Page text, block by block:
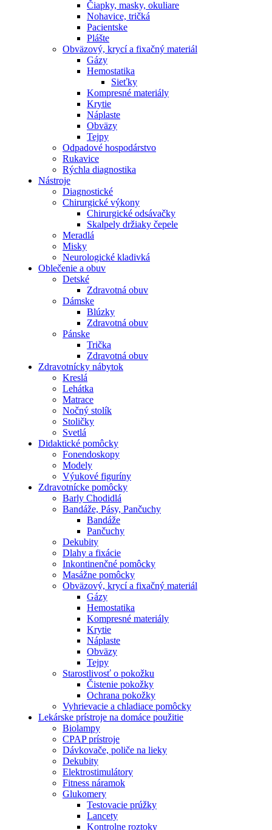
Čiapky, masky, okuliare
Nohavice, tričká
Pacientske
Plášte
Obväzový, krycí a fixačný materiál
Gázy
Hemostatika
Sieťky
Kompresné materiály
Krytie
Náplaste
Obväzy
Tejpy
Odpadové hospodárstvo
Rukavice
Rýchla diagnostika
Nástroje
Diagnostické
Chirurgické výkony
Chirurgické odsávačky
Skalpely držiaky čepele
Meradlá
Misky
Neurologické kladivká
Oblečenie a obuv
Detské
Zdravotná obuv
Dámske
Blúzky
Zdravotná obuv
Pánske
Trička
Zdravotná obuv
Zdravotnícky nábytok
Kreslá
Lehátka
Matrace
Nočný stolík
Stoličky
Svetlá
Didaktické pomôcky
Fonendoskopy
Modely
Výukové figuríny
Zdravotnícke pomôcky
Barly Chodidlá
Bandáže, Pásy, Pančuchy
Bandáže
Pančuchy
Dekubity
Dlahy a fixácie
Inkontinenčné pomôcky
Masážne pomôcky
Obväzový, krycí a fixačný materiál
Gázy
Hemostatika
Kompresné materiály
Krytie
Náplaste
Obväzy
Tejpy
Starostlivosť o pokožku
Čistenie pokožky
Ochrana pokožky
Vyhrievacie a chladiace pomôcky
Lekárske prístroje na domáce použitie
Biolampy
CPAP prístroje
Dávkovače, poliče na lieky
Dekubity
Elektrostimulátory
Fitness náramok
Glukomery
Testovacie prúžky
Lancety
Kontrolne roztoky